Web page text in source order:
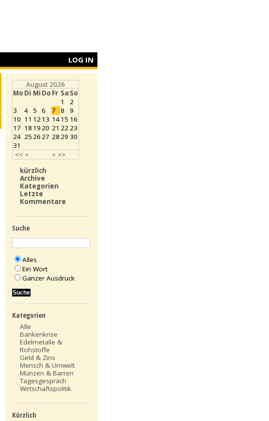
LOG IN
August 2026
Mo Di Mi Do Fr Sa So
<< < > >>
1
2
3
4 5 6 7 8
9
10 11 1213 1415 16
17 18 1920 21 2223
24 252627 2829 30
31
kürzlich
Archive
Kategorien
Letzte
Kommentare
Suche
Alles
Ein Wort
Ganzer Ausdruck
Kategorien
Alle
Bankenkrise
Edelmetalle &
Rohstoffe
Geld & Zins
Mensch & Umwelt
Münzen & Barren
Tagesgespräch
Wirtschaftspolitik
Kürzlich